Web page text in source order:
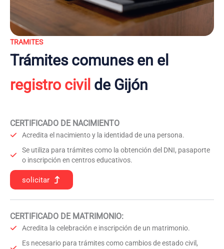
TRAMITES
Trámites comunes en el
registro civil de Gijón
CERTIFICADO DE NACIMIENTO
Acredita el nacimiento y la identidad de una persona.
Se utiliza para trámites como la obtención del DNI, pasaporte
o inscripción en centros educativos.
solicitar
CERTIFICADO DE MATRIMONIO:
Acredita la celebración e inscripción de un matrimonio.
Es necesario para trámites como cambios de estado civil,